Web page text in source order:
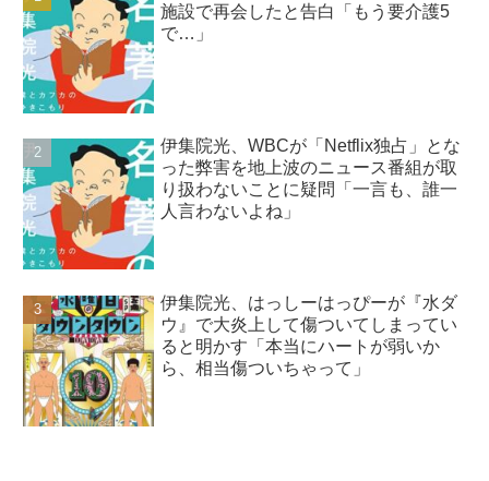
施設で再会したと告白「もう要介護5
で…」
伊集院光、WBCが「Netflix独占」とな
った弊害を地上波のニュース番組が取
り扱わないことに疑問「一言も、誰一
人言わないよね」
伊集院光、はっしーはっぴーが『水ダ
ウ』で大炎上して傷ついてしまってい
ると明かす「本当にハートが弱いか
ら、相当傷ついちゃって」